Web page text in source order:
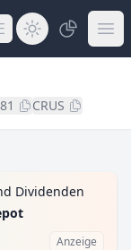
CRUS
Dividenden
Anzeige